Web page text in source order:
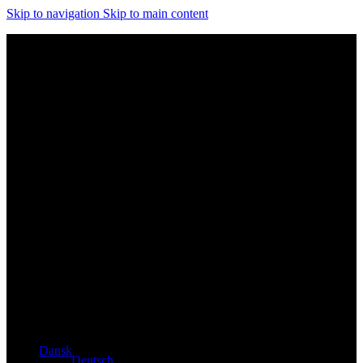
Skip to navigation Skip to main content
Dansk
Deutsch